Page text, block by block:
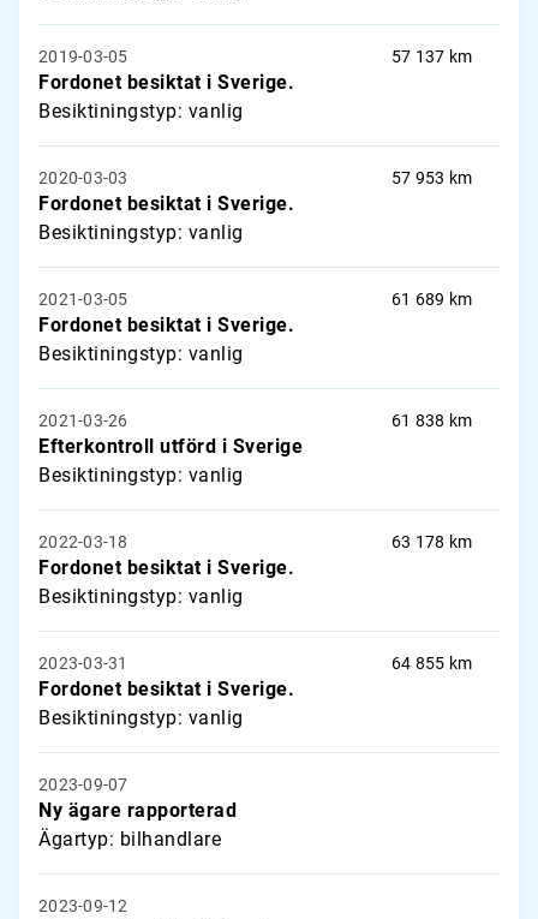
2019-03-05
Fordonet besiktat i Sverige.
Besiktiningstyp: vanlig
57 137 km
2020-03-03
Fordonet besiktat i Sverige.
Besiktiningstyp: vanlig
57 953 km
2021-03-05
Fordonet besiktat i Sverige.
Besiktiningstyp: vanlig
61 689 km
2021-03-26
Efterkontroll utförd i Sverige
Besiktiningstyp: vanlig
61 838 km
2022-03-18
Fordonet besiktat i Sverige.
Besiktiningstyp: vanlig
63 178 km
2023-03-31
Fordonet besiktat i Sverige.
Besiktiningstyp: vanlig
64 855 km
2023-09-07
Ny ägare rapporterad
Ägartyp: bilhandlare
2023-09-12